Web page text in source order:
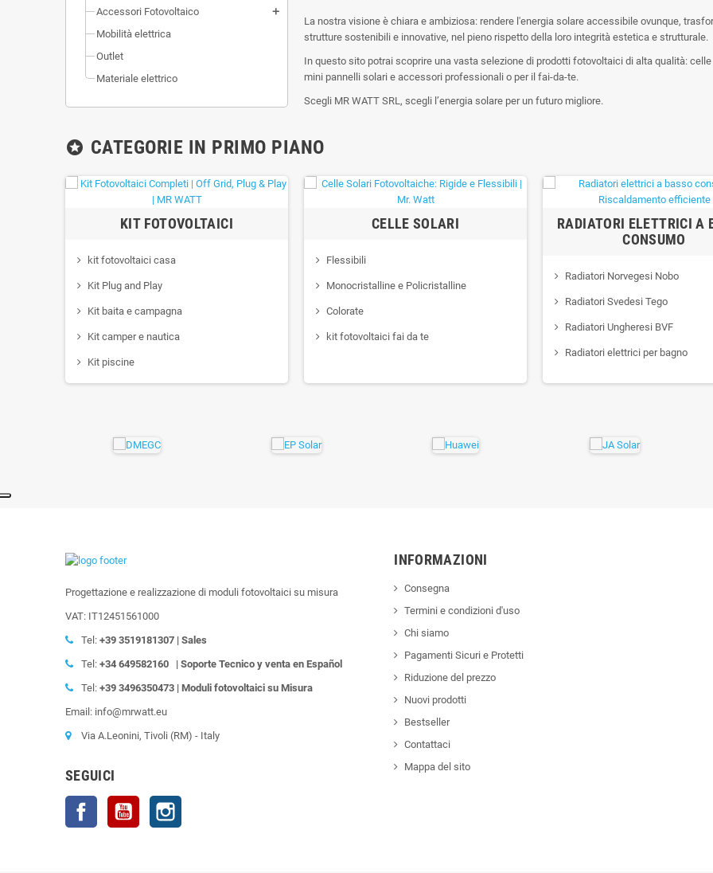
Accessori Fotovoltaico
add
Mobilità elettrica
Outlet
Materiale elettrico
La nostra visione è chiara e ambiziosa: rendere l'energia solare accessibile ovunque,
strutture sostenibili e innovative, nel pieno rispetto della loro integrità estetica e strutturale.
In questo sito potrai scoprire una vasta selezione di prodotti fotovoltaici di alta qualità:
mini pannelli solari e accessori professionali o per il fai-da-te.
Scegli MR WATT SRL, scegli l’energia solare per un futuro migliore.
stars CATEGORIE IN PRIMO PIANO
KIT FOTOVOLTAICI
kit fotovoltaici casa
Kit Plug and Play
Kit baita e campagna
Kit camper e nautica
Kit piscine
CELLE SOLARI
Flessibili
Monocristalline e Policristalline
Colorate
kit fotovoltaici fai da te
RADIATORI ELETTRICI A
CONSUMO
Radiatori Norvegesi Nobo
Radiatori Svedesi Tego
Radiatori Ungheresi BVF
Radiatori elettrici per bagno
Progettazione e realizzazione di moduli fotovoltaici su misura
VAT: IT12451561000
Tel: +39 3519181307 | Sales
Tel: +34 649582160 | Soporte Tecnico y venta en Español
Tel: +39 3496350473 | Moduli fotovoltaici su Misura
Email: info@mrwatt.eu
Via A.Leonini, Tivoli (RM) - Italy
SEGUICI
Facebook YouTube
INFORMAZIONI
Consegna
Termini e condizioni d'uso
Chi siamo
Pagamenti Sicuri e Protetti
Riduzione del prezzo
Nuovi prodotti
Bestseller
Contattaci
Mappa del sito